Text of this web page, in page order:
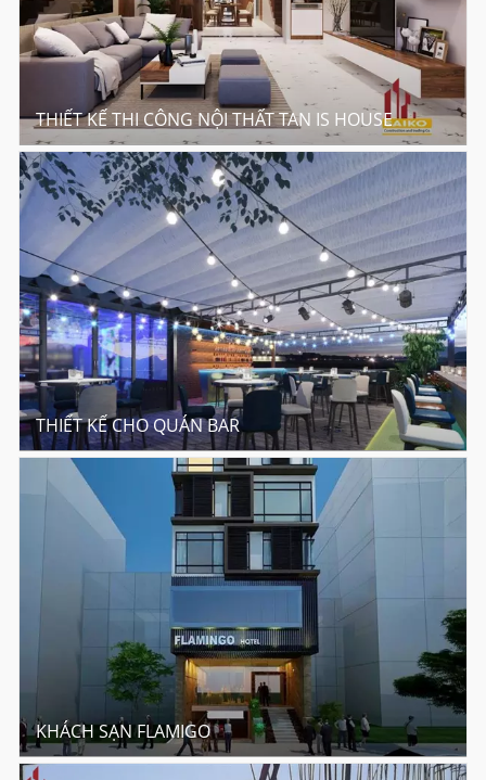
THIẾT KẾ THI CÔNG NỘI THẤT TAN IS HOUSE
THIẾT KẾ CHO QUÁN BAR
KHÁCH SẠN FLAMIGO